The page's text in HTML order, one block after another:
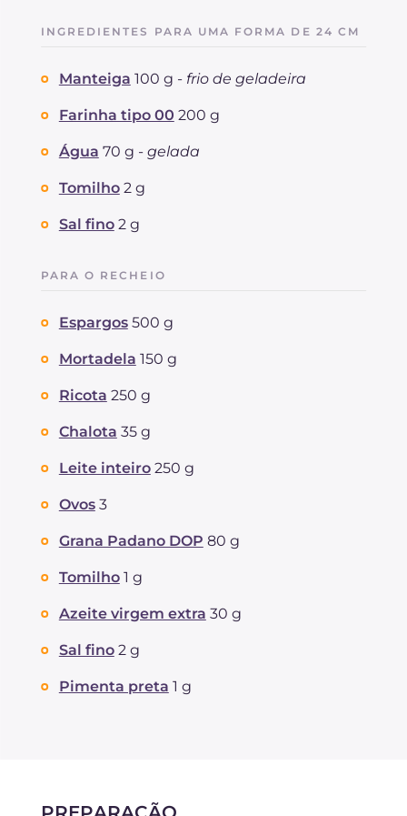
INGREDIENTES PARA UMA FORMA DE 24 CM
Manteiga 100 g - frio de geladeira
Farinha tipo 00 200 g
Água 70 g - gelada
Tomilho 2 g
Sal fino 2 g
PARA O RECHEIO
Espargos 500 g
Mortadela 150 g
Ricota 250 g
Chalota 35 g
Leite inteiro 250 g
Ovos 3
Grana Padano DOP 80 g
Tomilho 1 g
Azeite virgem extra 30 g
Sal fino 2 g
Pimenta preta 1 g